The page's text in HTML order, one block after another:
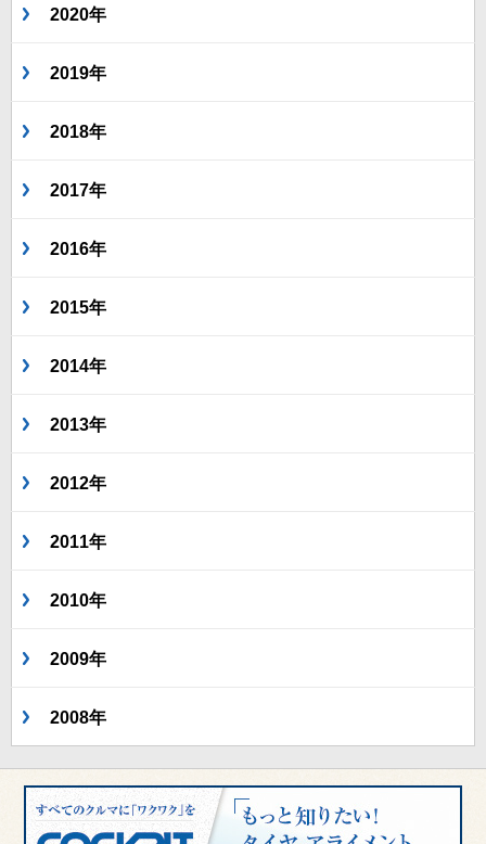
2020年
2019年
2018年
2017年
2016年
2015年
2014年
2013年
2012年
2011年
2010年
2009年
2008年